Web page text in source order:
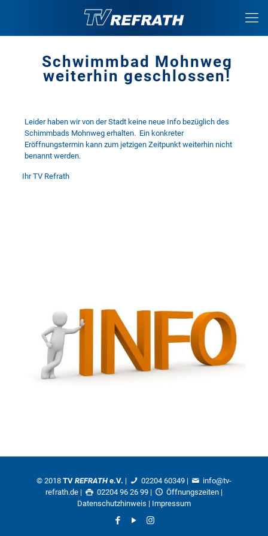
Schwimmbad Mohnweg
weiterhin geschlossen!
Leider haben wir von der Stadt keine neue Info bezüglich des
Schimmbads Mohnweg erhalten. Ein konkreter
Eröffnungstermin kann zum jetzigen Zeitpunkt weiterhin nicht
benannt werden.
Ihr TV Refrath
© 2018 TV REFRATHe.V. | 02204 60349 |
info@tv-
refrath.de | 02204 96 26 99 | Öffnungszeiten|
Datenschutzhinweis | Impressum